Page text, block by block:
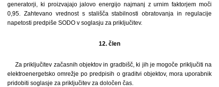
generatorji, ki proizvajajo jalovo energijo najmanj z urnim faktorjem moči
0,95. Zahtevano vrednost s stališča stabilnosti obratovanja in regulacije
napetosti predpiše SODO v soglasju za priključitev.
12. člen
Za priključitev začasnih objektov in gradbišč, ki jih je mogoče priključiti na
elektroenergetsko omrežje po predpisih o graditvi objektov, mora uporabnik
pridobiti soglasje za priključitev za določen čas.